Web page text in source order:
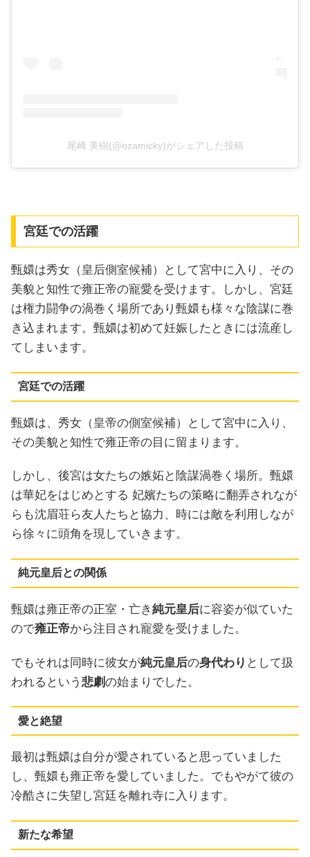
尾崎 美樹(@ozamicky)がシェアした投稿
宮廷での活躍
甄嬛は秀女（皇后側室候補）として宮中に入り、その
美貌と知性で雍正帝の寵愛を受けます。しかし、宮廷
は権力闘争の渦巻く場所であり甄嬛も様々な陰謀に巻
き込まれます。甄嬛は初めて妊娠したときには流産し
てしまいます。
宮廷での活躍
甄嬛は、秀女（皇帝の側室候補）として宮中に入り、
その美貌と知性で雍正帝の目に留まります。
しかし、後宮は女たちの嫉妬と陰謀渦巻く場所。甄嬛
は華妃をはじめとする 妃嬪たちの策略に翻弄されなが
らも沈眉荘ら友人たちと協力、時には敵を利用しなが
ら徐々に頭角を現していきます。
純元皇后との関係
甄嬛は雍正帝の正室・亡き純元皇后に容姿が似ていた
ので雍正帝から注目され寵愛を受けました。
でもそれは同時に彼女が純元皇后の身代わり として扱
われるという 悲劇の始まりでした。
愛と絶望
最初は甄嬛は自分が愛されていると思っていました
し、甄嬛も雍正帝を愛していました。でもやがて彼の
冷酷さに失望し宮廷を離れ寺に入ります。
新たな希望